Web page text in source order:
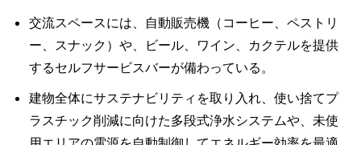
交流スペースには、自動販売機（コーヒー、ペストリ
ー、スナック）や、ビール、ワイン、カクテルを提供
するセルフサービスバーが備わっている。
建物全体にサステナビリティを取り入れ、使い捨てプ
ラスチック削減に向けた多段式浄水システムや、未使